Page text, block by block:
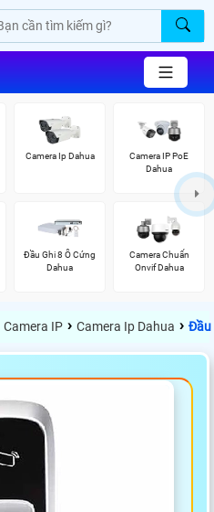
Camera Ip Dahua
Camera IP PoE
Dahua
Đầu Ghi 8 Ổ Cứng
Dahua
Camera Chuẩn
Onvif Dahua
Camera IP › Camera Ip Dahua › Đầu